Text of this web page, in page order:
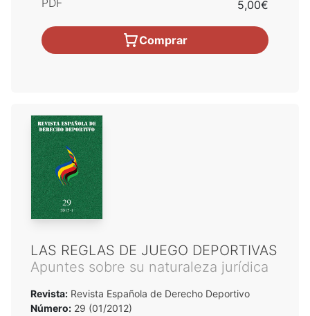
PDF 5,00€
Comprar
LAS REGLAS DE JUEGO DEPORTIVAS
Apuntes sobre su naturaleza jurídica
Revista: Revista Española de Derecho Deportivo
Número: 29 (01/2012)